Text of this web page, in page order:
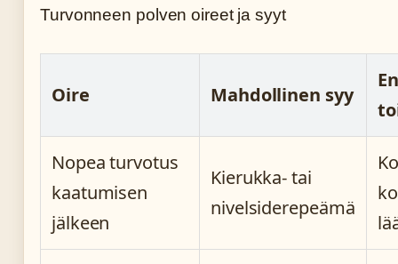
Turvonneen polven oireet ja syyt
Oire Mahdollinen syy
Nopea turvotus
kaatumisen
jälkeen
Kierukka- tai
nivelsiderepeämä